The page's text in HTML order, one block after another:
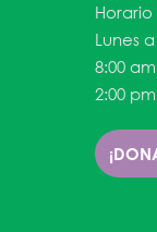
Lunes
8:00
2:00